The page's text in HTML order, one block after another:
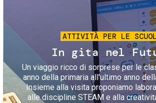
ATTIVITÀ PER LE
In gita nel
Un viaggio ricco di sorprese per le
anno della primaria all'ultimo anno
Insieme alla visita proponiamo
alle discipline STEAM e alla